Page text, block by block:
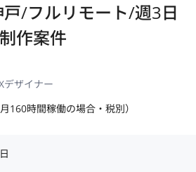
戸/フルリモート/週3日
作案件
デザイナー
160時間稼働の場合・税別）